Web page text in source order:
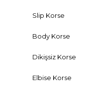
Slip Korse
Body Korse
Dikişsiz Korse
Elbise Korse